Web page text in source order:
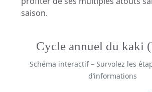
saison.
Cycle annuel du kaki
Schéma interactif – Survolez les
d’informations